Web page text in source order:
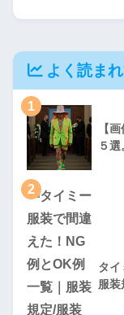
よく読ま
1
【
５
2
タイ
服装